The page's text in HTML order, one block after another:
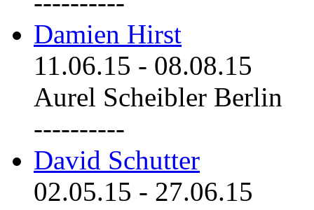
Damien Hirst
11.06.15 - 08.08.15
Aurel Scheibler Berlin
----------
David Schutter
02.05.15 - 27.06.15